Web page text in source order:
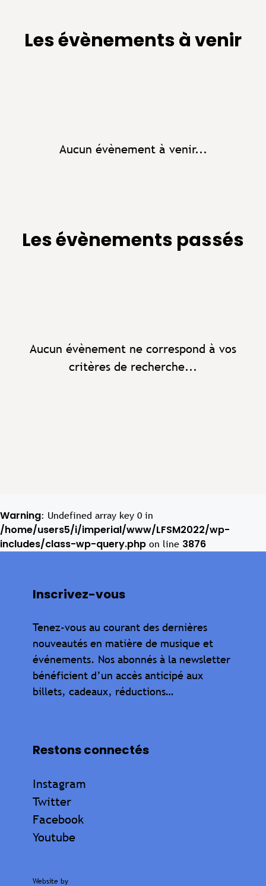
Les évènements à venir
Aucun évènement à venir...
Les évènements passés
Aucun évènement ne correspond à vos
critères de recherche...
Warning: Undefined array key 0 in
/home/users5/i/imperial/www/LFSM2022/wp-
includes/class-wp-query.php on line 3876
Inscrivez-vous
Tenez-vous au courant des dernières
nouveautés en matière de musique et
événements. Nos abonnés à la newsletter
bénéficient d’un accès anticipé aux
billets, cadeaux, réductions…
Restons connectés
Instagram
Twitter
Facebook
Youtube
Website by